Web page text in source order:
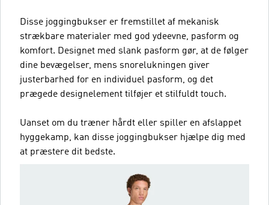
Disse joggingbukser er fremstillet af mekanisk
strækbare materialer med god ydeevne, pasform og
komfort. Designet med slank pasform gør, at de følger
dine bevægelser, mens snorelukningen giver
justerbarhed for en individuel pasform, og det
prægede designelement tilføjer et stilfuldt touch.
Uanset om du træner hårdt eller spiller en afslappet
hyggekamp, kan disse joggingbukser hjælpe dig med
at præstere dit bedste.